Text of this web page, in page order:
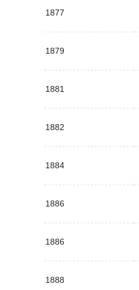
1877
1879
1881
1882
1884
1886
1886
1888